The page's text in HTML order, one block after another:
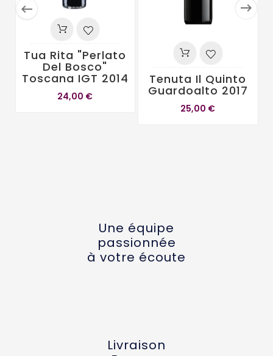
 
Tua Rita "Perlato
Del Bosco"
Toscana IGT 2014
24,00 €
Tenuta Il Quinto
Guardoalto 2017
25,00 €
Une équipe
passionnée
à votre écoute
Livraison